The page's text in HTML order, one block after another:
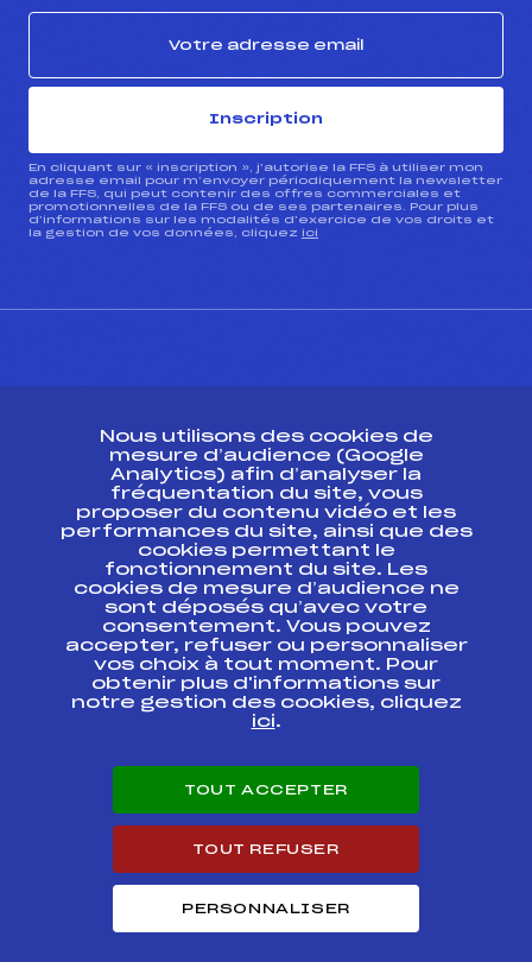
Inscription
En cliquant sur « inscription », j’autorise la FFS à utiliser mon
adresse email pour m’envoyer périodiquement la newsletter
de la FFS, qui peut contenir des offres commerciales et
promotionnelles de la FFS ou de ses partenaires. Pour plus
d’informations sur les modalités d’exercice de vos droits et
la gestion de vos données, cliquez ici
ESPACE PRESSE
Ressources
Pass’Neige
Projet sportif fédéral
Projet de performance fédéral
Antidopage
Pôle Développement, Formation, Suivi
Scientifique
Listes ministérielles
Pôle vie de l’athlète
Carrières
Nous utilisons des cookies de
mesure d’audience (Google
Analytics) afin d’analyser la
fréquentation du site, vous
proposer du contenu vidéo et les
performances du site, ainsi que des
cookies permettant le
fonctionnement du site. Les
cookies de mesure d’audience ne
sont déposés qu’avec votre
consentement. Vous pouvez
accepter, refuser ou personnaliser
vos choix à tout moment. Pour
obtenir plus d'informations sur
notre gestion des cookies, cliquez
ici.
TOUT ACCEPTER
TOUT REFUSER
PERSONNALISER